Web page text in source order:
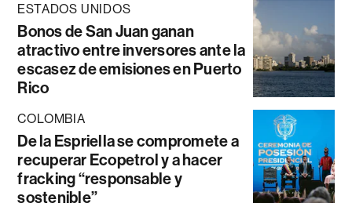
ESTADOS UNIDOS
Bonos de San Juan ganan
atractivo entre inversores ante la
escasez de emisiones en Puerto
Rico
COLOMBIA
De la Espriella se compromete a
recuperar Ecopetrol y a hacer
fracking “responsable y
sostenible”